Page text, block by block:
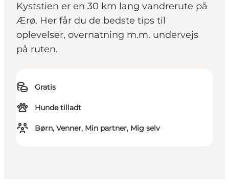
Kyststien er en 30 km lang vandrerute på
Ærø. Her får du de bedste tips til
oplevelser, overnatning m.m. undervejs
på ruten.
Gratis
Hunde tilladt
Børn, Venner, Min partner, Mig selv